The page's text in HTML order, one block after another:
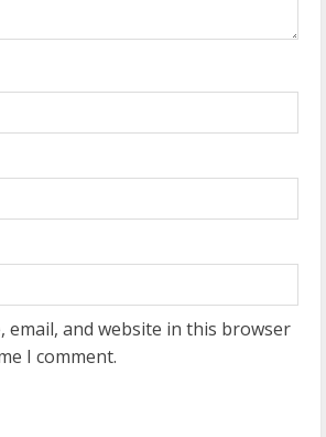
email, and website in this browser
I comment.